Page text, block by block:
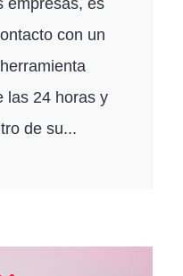
con un
las 24 horas y
de su...